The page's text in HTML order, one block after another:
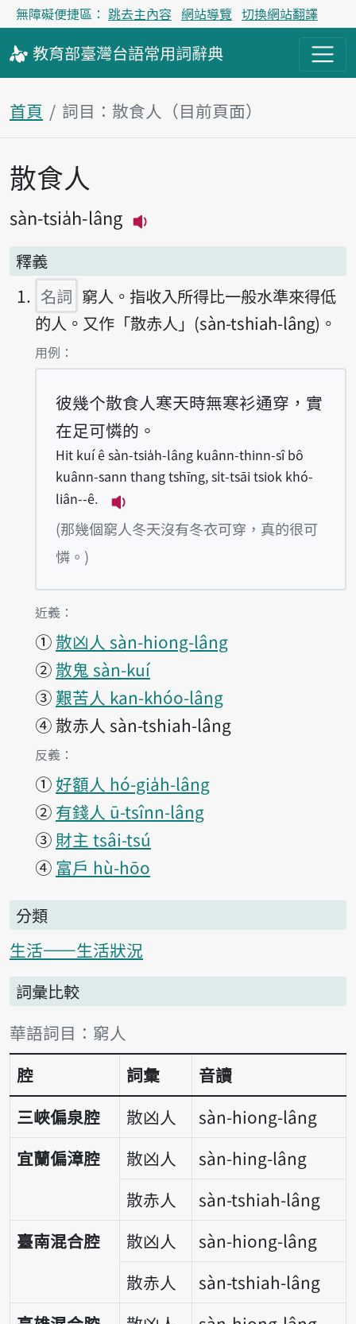
無障礙便捷區： 跳去主內容 網站導覽 切換網站翻譯
教育部臺灣台語常用詞辭典
首頁 詞目：散食人（目前頁面）
主內容區塊
散食人
sàn-tsia̍h-lâng
釋義
名詞 窮人。指收入所得比一般水準來得低
的人。又作「散赤人」(sàn-tshiah-lâng)。
第1項釋義的
用例：
彼幾个散食人寒天時無寒衫通穿，實
在足可憐的。
Hit kuí ê sàn-tsia̍h-lâng kuânn-thinn-sî bô
kuânn-sann thang tshīng, si̍t-tsāi tsiok khó-
liân--ê.
播放例句Hit kuí ê sàn-tsia̍h-
(那幾個窮人冬天沒有冬衣可穿，真的很可
憐。)
第1項釋義的
近義：
① 散凶人 sàn-hiong-lâng
② 散鬼 sàn-kuí
③ 艱苦人 kan-khóo-lâng
④ 散赤人 sàn-tshiah-lâng
第1項釋義的
反義：
① 好額人 hó-gia̍h-lâng
② 有錢人 ū-tsînn-lâng
③ 財主 tsâi-tsú
④ 富戶 hù-hōo
分類
生活——生活狀況
詞彙比較
詞彙比較表
華語詞目：窮人
腔
詞彙
音讀
三峽偏泉腔
散凶人
sàn-hiong-lâng
宜蘭偏漳腔
散凶人
sàn-hing-lâng
散赤人
sàn-tshiah-lâng
臺南混合腔
散凶人
sàn-hiong-lâng
散赤人
sàn-tshiah-lâng